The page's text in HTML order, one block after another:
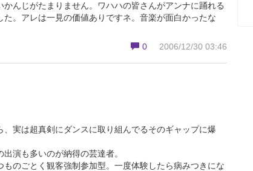
んじがたまりません。ワハハの皆さんがアンナに踊れる
。アレは一見の価値ありですネ。音楽が面白かったな
0
2006/12/30 03:46
実は超真剣にダンスに取り組んでるそのギャップに爆
演も多いのが納得の芸達者。
のごとく観客強制参加型。一度体験したら病みつきにな